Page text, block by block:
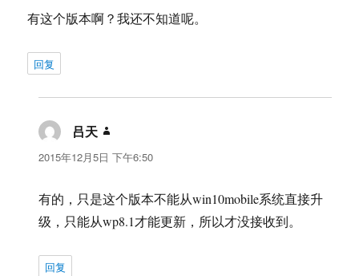
有这个版本啊？我还不知道呢。
回复
吕天
道：
2015年12月5日 下午6:50
有的，只是这个版本不能从win10mobile系统直接升
级，只能从wp8.1才能更新，所以才没接收到。
回复